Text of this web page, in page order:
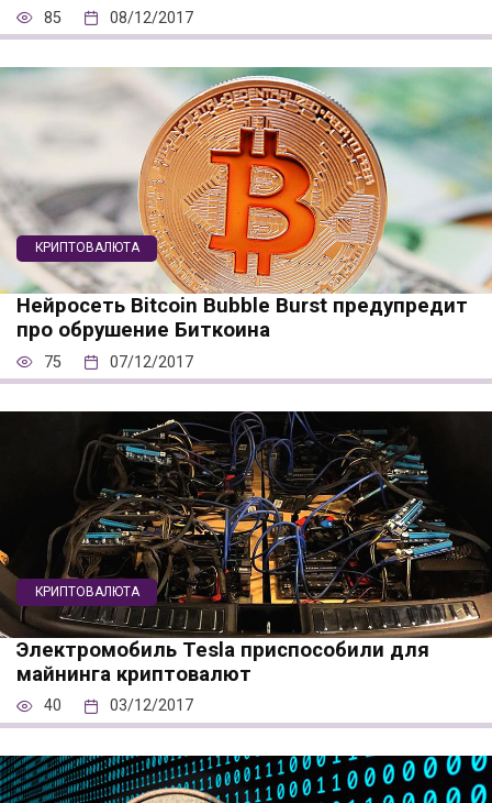
85 08/12/2017
КРИПТОВАЛЮТА
Нейросеть Bitcoin Bubble Burst предупредит
про обрушение Биткоина
75 07/12/2017
КРИПТОВАЛЮТА
Электромобиль Tesla приспособили для
майнинга криптовалют
40 03/12/2017